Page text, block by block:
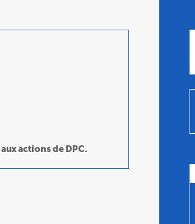
actions de DPC.